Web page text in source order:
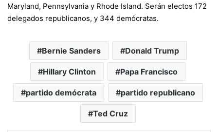
Maryland, Pennsylvania y Rhode Island. Serán electos 172
delegados republicanos, y 344 demócratas.
Bernie Sanders Donald Trump
Hillary Clinton Papa Francisco
partido demócrata partido republicano
Ted Cruz